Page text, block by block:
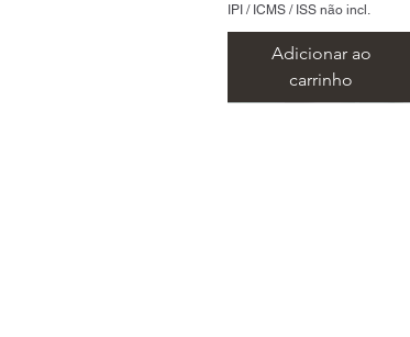
IPI / ICMS / ISS não incl.
Adicionar ao
carrinho